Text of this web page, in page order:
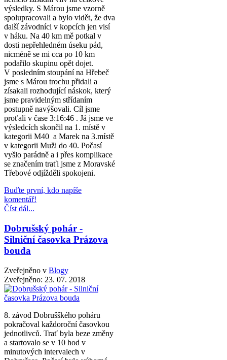
výsledky. S Márou jsme vzorně
spolupracovali a bylo vidět, že dva
další závodníci v kopcích jen visí
v háku. Na 40 km mě potkal v
dosti nepřehledném úseku pád,
nicméně se mi cca po 10 km
podařilo skupinu opět dojet.
V posledním stoupání na Hřebeč
jsme s Márou trochu přidali a
zísakali rozhodující náskok, který
jsme pravidelným střídaním
postupně navýšovali. Cíl jsme
proťali v čase 3:16:46 . Já jsme ve
výsledcích skončil na 1. místě v
kategorii M40 a Marek na 3.místě
v kategorii Muži do 40. Počasí
vyšlo parádně a i přes komplikace
se značením traťi jsme z Moravské
Třebové odjížděli spokojeni.
Buďte první, kdo napíše
komentář!
Číst dál...
Dobrušský pohár -
Silniční časovka Prázova
bouda
Zveřejněno v Blogy
Zveřejněno: 23. 07. 2018
8. závod Dobrušškého poháru
pokračoval každoroční časovkou
jednotlivců. Trať byla beze změny
a startovalo se v 10 hod v
minutových intervalech v